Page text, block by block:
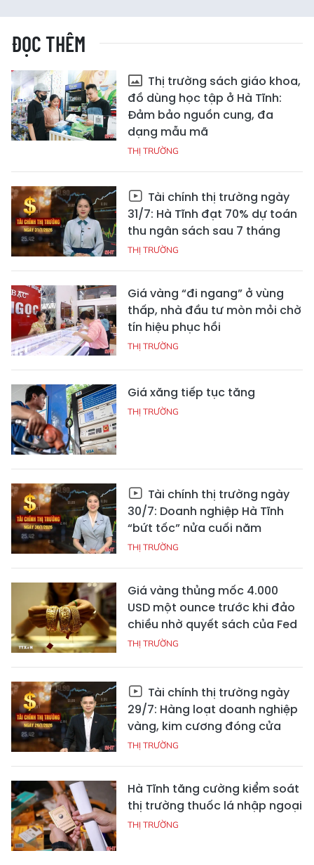
ĐỌC THÊM
Thị trường sách giáo khoa,
đồ dùng học tập ở Hà Tĩnh:
Đảm bảo nguồn cung, đa
dạng mẫu mã
THỊ TRƯỜNG
Tài chính thị trường ngày
31/7: Hà Tĩnh đạt 70% dự toán
thu ngân sách sau 7 tháng
THỊ TRƯỜNG
Giá vàng “đi ngang” ở vùng
thấp, nhà đầu tư mòn mỏi chờ
tín hiệu phục hồi
THỊ TRƯỜNG
Giá xăng tiếp tục tăng
THỊ TRƯỜNG
Tài chính thị trường ngày
30/7: Doanh nghiệp Hà Tĩnh
“bứt tốc” nửa cuối năm
THỊ TRƯỜNG
Giá vàng thủng mốc 4.000
USD một ounce trước khi đảo
chiều nhờ quyết sách của Fed
THỊ TRƯỜNG
Tài chính thị trường ngày
29/7: Hàng loạt doanh nghiệp
vàng, kim cương đóng cửa
THỊ TRƯỜNG
Hà Tĩnh tăng cường kiểm soát
thị trường thuốc lá nhập ngoại
THỊ TRƯỜNG